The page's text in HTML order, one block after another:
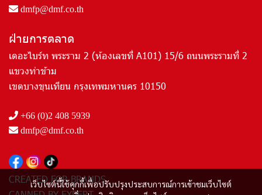
เว็บไซต์นี้ใช้คุกกี้เพื่อปรับปรุงประสบการณ์การเข้าชมเว็บไซต์
dmfp@dmf.co.th
ฝ่ายการตลาด
เดอะไบร์ท พระราม 2 (ห้องเลขที่ A101) 15/6 ถนนพระรามที่ 2
แขวงท่าข้าม
เขตบางขุนเทียน กรุงเทพมหานคร 10150
+66 (0)2 408 5939
dmfp@dmf.co.th
CREATED FOR BRANDS